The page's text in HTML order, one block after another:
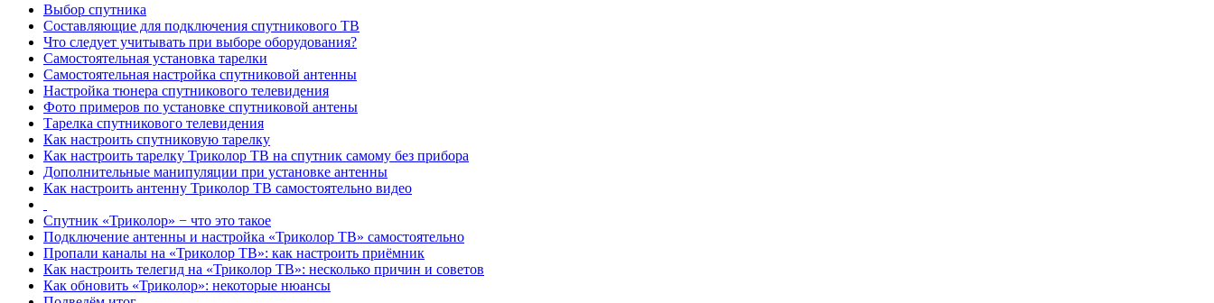
Выбор спутника
Составляющие для подключения спутникового ТВ
Что следует учитывать при выборе оборудования?
Самостоятельная установка тарелки
Самостоятельная настройка спутниковой антенны
Настройка тюнера спутникового телевидения
Фото примеров по установке спутниковой антены
Тарелка спутникового телевидения
Как настроить спутниковую тарелку
Как настроить тарелку Триколор ТВ на спутник самому без прибора
Дополнительные манипуляции при установке антенны
Как настроить антенну Триколор ТВ самостоятельно видео
Спутник «Триколор» − что это такое
Подключение антенны и настройка «Триколор ТВ» самостоятельно
Пропали каналы на «Триколор ТВ»: как настроить приёмник
Как настроить телегид на «Триколор ТВ»: несколько причин и советов
Как обновить «Триколор»: некоторые нюансы